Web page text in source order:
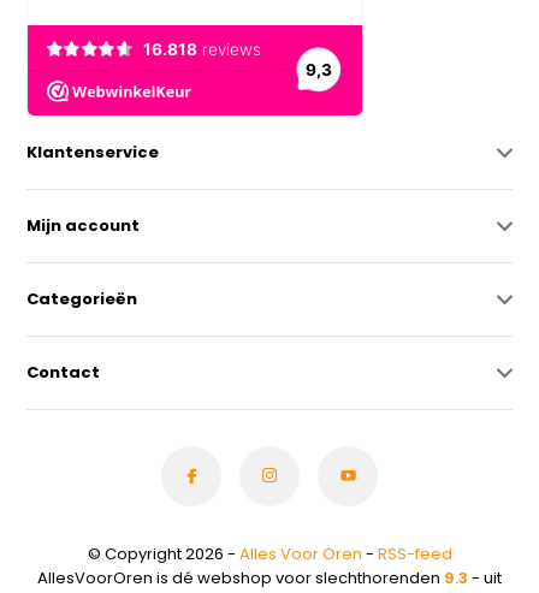
Klantenservice
Mijn account
Categorieën
Contact
© Copyright 2026 - Alles Voor Oren - RSS-feed
AllesVoorOren is dé webshop voor slechthorenden 9.3 - uit